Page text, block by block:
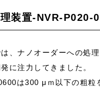
装置-NVR-P020-
、ナノオーダーへの処理
に注力してきました。
は300 μｍ以下の粗粒